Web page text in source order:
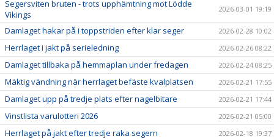
Segersviten bruten - trots upphämtning mot Lödde
Vikings
2026-03-01 19:19
Damlaget hakar på i toppstriden efter klar seger 2026-02-28 10:02
Herrlaget i jakt på serieledning 2026-02-26 08:22
Damlaget tillbaka på hemmaplan under fredagen 2026-02-24 08:25
Mäktig vändning när herrlaget befäste kvalplatsen 2026-02-21 17:55
Damlaget upp på tredje plats efter nagelbitare 2026-02-21 17:44
Vinstlista varulotteri 2026 2026-02-21 05:00
Herrlaget på jakt efter tredje raka segern 2026-02-18 19:37